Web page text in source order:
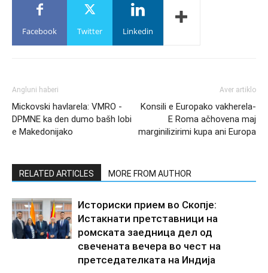
Facebook Twitter Linkedin
Angluni haberi
Mickovski havlarela: VMRO -
DPMNE ka den dumo bašh lobi
e Makedonijako
Aver artiklo
Konsili e Europako vakherela-
E Roma ačhovena maj
marginilizirimi kupa ani Europa
RELATED ARTICLES MORE FROM AUTHOR
Историски прием во Скопје:
Истакнати претставници на
ромската заедница дел од
свечената вечера во чест на
претседателката на Индија